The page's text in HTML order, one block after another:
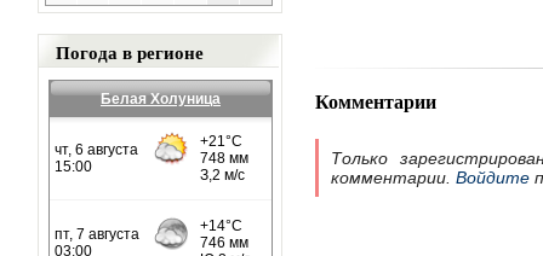
Погода в регионе
Белая Холуница Комментарии
Только
комментарии. Войдите